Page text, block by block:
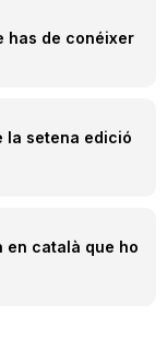
has de conéixer
la setena edició
en català que ho